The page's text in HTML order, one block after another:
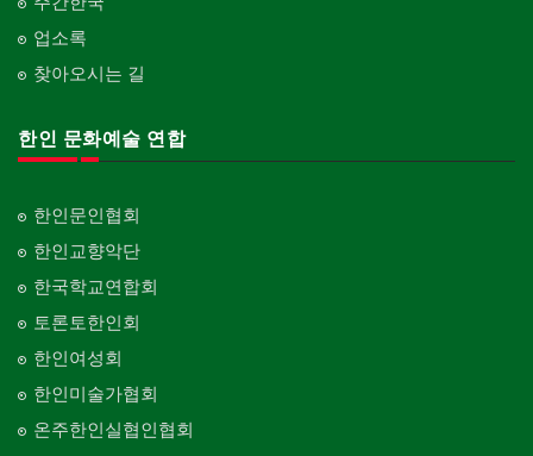
업소록
찾아오시는 길
한인 문화예술 연합
한인문인협회
한인교향악단
한국학교연합회
토론토한인회
한인여성회
한인미술가협회
온주한인실협인협회